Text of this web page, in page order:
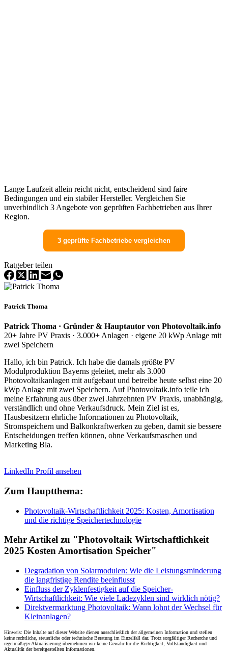
Lange Laufzeit allein reicht nicht, entscheidend sind faire
Bedingungen und ein stabiler Hersteller. Vergleichen Sie
unverbindlich 3 Angebote von geprüften Fachbetrieben aus Ihrer
Region.
3 geprüfte Fachbetriebe vergleichen
Ratgeber teilen
Patrick Thoma
Patrick Thoma · Gründer & Hauptautor von Photovoltaik.info
20+ Jahre PV Praxis · 3.000+ Anlagen · eigene 20 kWp Anlage mit
zwei Speichern
Hallo, ich bin Patrick. Ich habe die damals größte PV
Modulproduktion Bayerns geleitet, mehr als 3.000
Photovoltaikanlagen mit aufgebaut und betreibe heute selbst eine 20
kWp Anlage mit zwei Speichern. Auf Photovoltaik.info teile ich
meine Erfahrung aus über zwei Jahrzehnten PV Praxis, unabhängig,
verständlich und ohne Verkaufsdruck. Mein Ziel ist es,
Hausbesitzern ehrliche Informationen zu Photovoltaik,
Stromspeichern und Balkonkraftwerken zu geben, damit sie bessere
Entscheidungen treffen können, ohne Verkaufsmaschen und
Marketing Bla.
LinkedIn Profil ansehen
Zum Hauptthema:
Photovoltaik-Wirtschaftlichkeit 2025: Kosten, Amortisation
und die richtige Speichertechnologie
Mehr Artikel zu "Photovoltaik Wirtschaftlichkeit
2025 Kosten Amortisation Speicher"
Degradation von Solarmodulen: Wie die Leistungsminderung
die langfristige Rendite beeinflusst
Einfluss der Zyklenfestigkeit auf die Speicher-
Wirtschaftlichkeit: Wie viele Ladezyklen sind wirklich nötig?
Direktvermarktung Photovoltaik: Wann lohnt der Wechsel für
Kleinanlagen?
Hinweis: Die Inhalte auf dieser Website dienen ausschließlich der allgemeinen Information und stellen
keine rechtliche, steuerliche oder technische Beratung im Einzelfall dar. Trotz sorgfältiger Recherche und
regelmäßiger Aktualisierung übernehmen wir keine Gewähr für die Richtigkeit, Vollständigkeit und
Aktualität der bereitgestellten Informationen.